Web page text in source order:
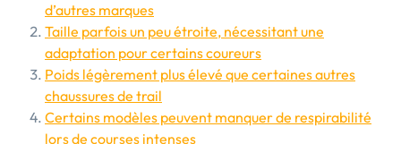
d’autres marques
Taille parfois un peu étroite, nécessitant une
adaptation pour certains coureurs
Poids légèrement plus élevé que certaines autres
chaussures de trail
Certains modèles peuvent manquer de respirabilité
lors de courses intenses